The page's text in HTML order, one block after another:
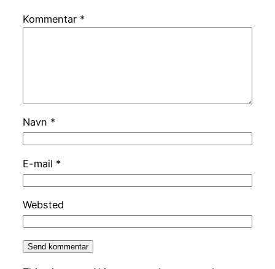
Kommentar *
Navn *
E-mail *
Websted